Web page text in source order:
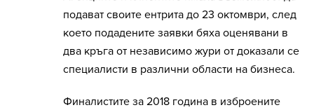
подават своите ентрита до 23 октомври, след
което подадените заявки бяха оценявани в
два кръга от независимо жури от доказали се
специалисти в различни области на бизнеса.
Финалистите за 2018 година в изброените